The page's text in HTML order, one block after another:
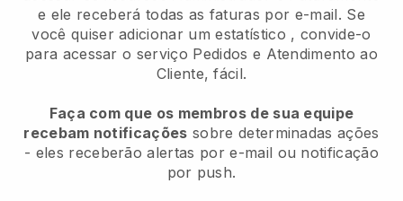
e ele receberá todas as faturas por e-mail. Se
você quiser adicionar um estatístico , convide-o
para acessar o serviço Pedidos e Atendimento ao
Cliente, fácil.
Faça com que os membros de sua equipe
recebam notificações sobre determinadas ações
- eles receberão alertas por e-mail ou notificação
por push.